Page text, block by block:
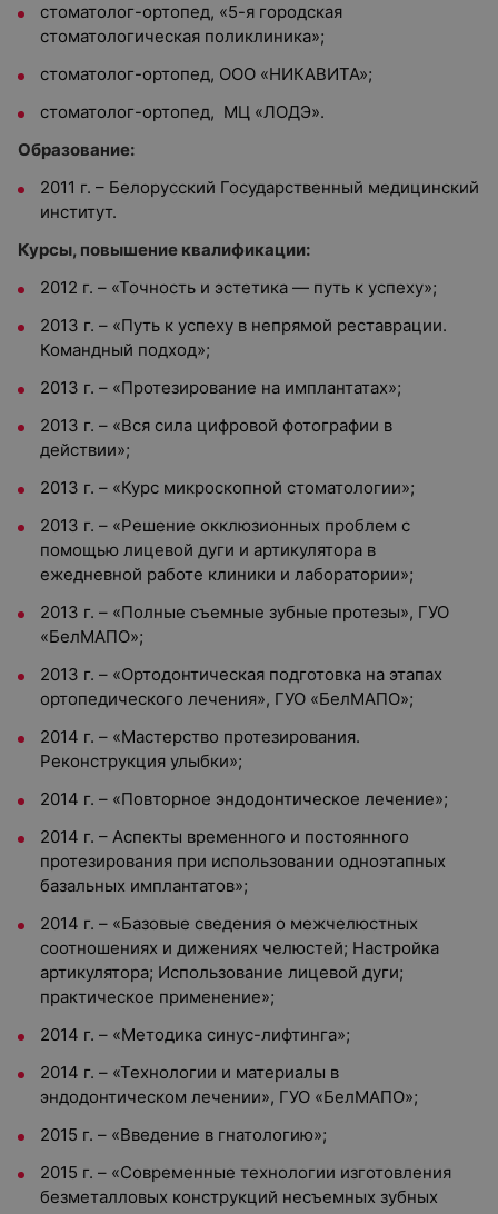
стоматолог-ортопед, «5-я городская
стоматологическая поликлиника»;
стоматолог-ортопед, ООО «НИКАВИТА»;
стоматолог-ортопед, МЦ «ЛОДЭ».
Образование:
2011 г. – Белорусский Государственный медицинский
институт.
Курсы, повышение квалификации:
2012 г. – «Точность и эстетика — путь к успеху»;
2013 г. – «Путь к успеху в непрямой реставрации.
Командный подход»;
2013 г. – «Протезирование на имплантатах»;
2013 г. – «Вся сила цифровой фотографии в
действии»;
2013 г. – «Курс микроскопной стоматологии»;
2013 г. – «Решение окклюзионных проблем с
помощью лицевой дуги и артикулятора в
ежедневной работе клиники и лаборатории»;
2013 г. – «Полные съемные зубные протезы», ГУО
«БелМАПО»;
2013 г. – «Ортодонтическая подготовка на этапах
ортопедического лечения», ГУО «БелМАПО»;
2014 г. – «Мастерство протезирования.
Реконструкция улыбки»;
2014 г. – «Повторное эндодонтическое лечение»;
2014 г. – Аспекты временного и постоянного
протезирования при использовании одноэтапных
базальных имплантатов»;
2014 г. – «Базовые сведения о межчелюстных
соотношениях и дижениях челюстей; Настройка
артикулятора; Использование лицевой дуги;
практическое применение»;
2014 г. – «Методика синус-лифтинга»;
2014 г. – «Технологии и материалы в
эндодонтическом лечении», ГУО «БелМАПО»;
2015 г. – «Введение в гнатологию»;
2015 г. – «Современные технологии изготовления
безметалловых конструкций несъемных зубных